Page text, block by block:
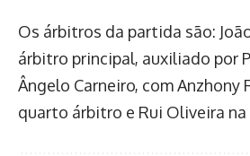
Os árbitros da partida são:
árbitro principal, auxiliado por
Ângelo Carneiro, com Anzhony
quarto árbitro e Rui Oliveira na